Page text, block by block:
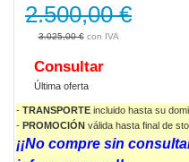
3.025,00 €
2.500,00 €
Consultar
Última oferta
- TRANSPORTE incluido hasta su
- PROMOCIÓN válida hasta final de
¡¡No compre sin